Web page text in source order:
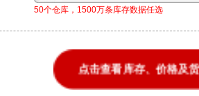
50个仓库，1500万条库存数据任选
点击查看库存、价格及